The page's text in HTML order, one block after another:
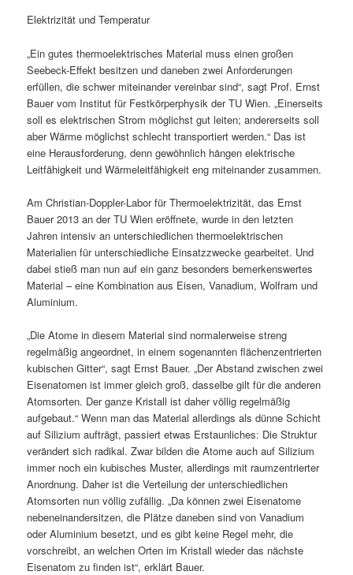
Elektrizität und Temperatur
„Ein gutes thermoelektrisches Material muss einen großen
Seebeck-Effekt besitzen und daneben zwei Anforderungen
erfüllen, die schwer miteinander vereinbar sind“, sagt Prof. Ernst
Bauer vom Institut für Festkörperphysik der TU Wien. „Einerseits
soll es elektrischen Strom möglichst gut leiten; andererseits soll
aber Wärme möglichst schlecht transportiert werden.“ Das ist
eine Herausforderung, denn gewöhnlich hängen elektrische
Leitfähigkeit und Wärmeleitfähigkeit eng miteinander zusammen.
Am Christian-Doppler-Labor für Thermoelektrizität, das Ernst
Bauer 2013 an der TU Wien eröffnete, wurde in den letzten
Jahren intensiv an unterschiedlichen thermoelektrischen
Materialien für unterschiedliche Einsatzzwecke gearbeitet. Und
dabei stieß man nun auf ein ganz besonders bemerkenswertes
Material – eine Kombination aus Eisen, Vanadium, Wolfram und
Aluminium.
„Die Atome in diesem Material sind normalerweise streng
regelmäßig angeordnet, in einem sogenannten flächenzentrierten
kubischen Gitter“, sagt Ernst Bauer. „Der Abstand zwischen zwei
Eisenatomen ist immer gleich groß, dasselbe gilt für die anderen
Atomsorten. Der ganze Kristall ist daher völlig regelmäßig
aufgebaut.“ Wenn man das Material allerdings als dünne Schicht
auf Silizium aufträgt, passiert etwas Erstaunliches: Die Struktur
verändert sich radikal. Zwar bilden die Atome auch auf Silizium
immer noch ein kubisches Muster, allerdings mit raumzentrierter
Anordnung. Daher ist die Verteilung der unterschiedlichen
Atomsorten nun völlig zufällig. „Da können zwei Eisenatome
nebeneinandersitzen, die Plätze daneben sind von Vanadium
oder Aluminium besetzt, und es gibt keine Regel mehr, die
vorschreibt, an welchen Orten im Kristall wieder das nächste
Eisenatom zu finden ist“, erklärt Bauer.